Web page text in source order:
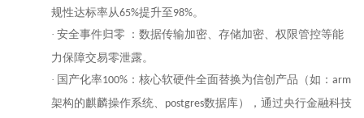
规性达标率从65%提升至 98%。
· 安全事件归零 ：数据传输加密、存储加密、权限管控等能
力保障交易零泄露。
· 国产化率100% ： 核心软硬件全面替换为信创产品 （如： arm
架构的麒麟操作系统、 postgres数据库）
，通过央行金融科技